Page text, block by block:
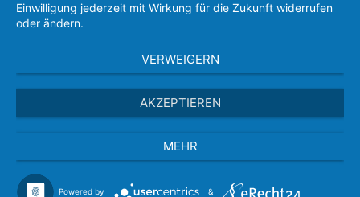
Einwilligung jederzeit mit Wirkung für die Zukunft widerrufen
oder ändern.
VERWEIGERN
AKZEPTIEREN
MEHR
Powered by &